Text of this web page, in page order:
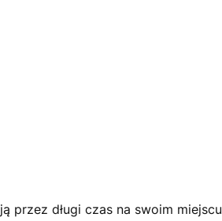
przez długi czas na swoim miejscu